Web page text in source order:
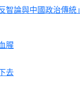
智論與中國政治傳統」
腥
去